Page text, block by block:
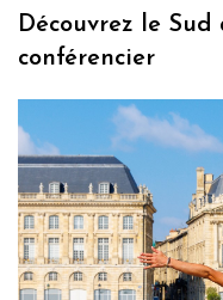
Découvrez le
conférencier